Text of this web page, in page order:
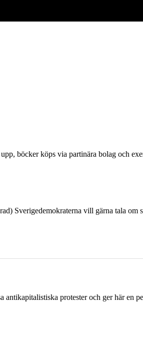
böcker köps via partinära bolag och
Sverigedemokraterna vill gärna tala om
protester och ger här en